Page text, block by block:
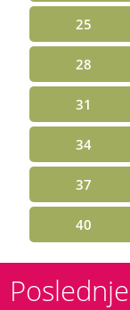
25
28
31
34
37
40